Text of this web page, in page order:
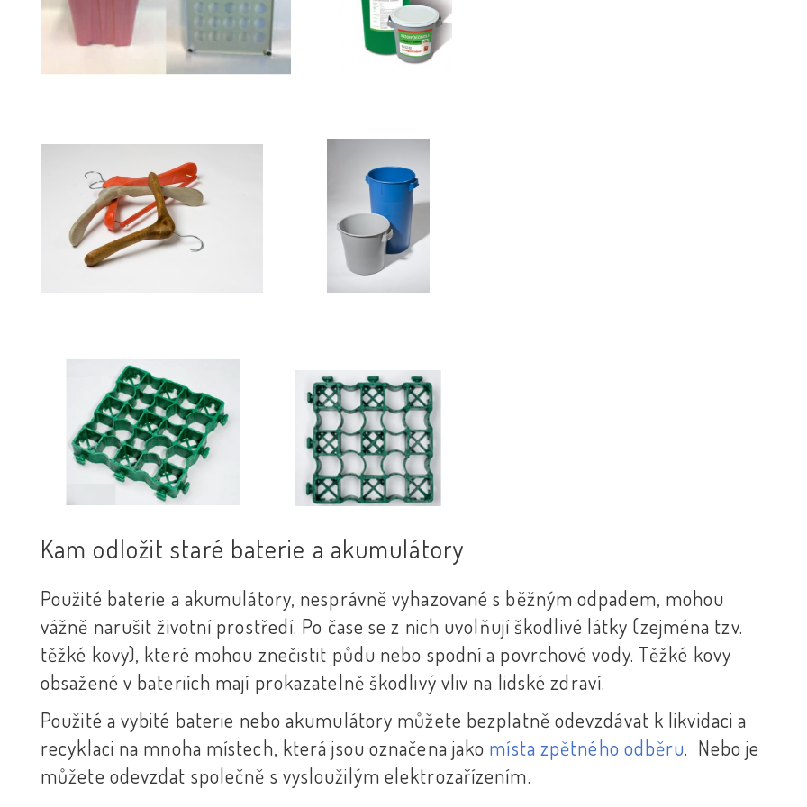
Kam odložit staré baterie a akumulátory
Použité baterie a akumulátory, nesprávně vyhazované s běžným odpadem, mohou
vážně narušit životní prostředí. Po čase se z nich uvolňují škodlivé látky (zejména tzv.
těžké kovy), které mohou znečistit půdu nebo spodní a povrchové vody. Těžké kovy
obsažené v bateriích mají prokazatelně škodlivý vliv na lidské zdraví.
Použité a vybité baterie nebo akumulátory můžete bezplatně odevzdávat k likvidaci a
recyklaci na mnoha místech, která jsou označena jako místa zpětného odběru. Nebo je
můžete odevzdat společně s vysloužilým elektrozařízením.